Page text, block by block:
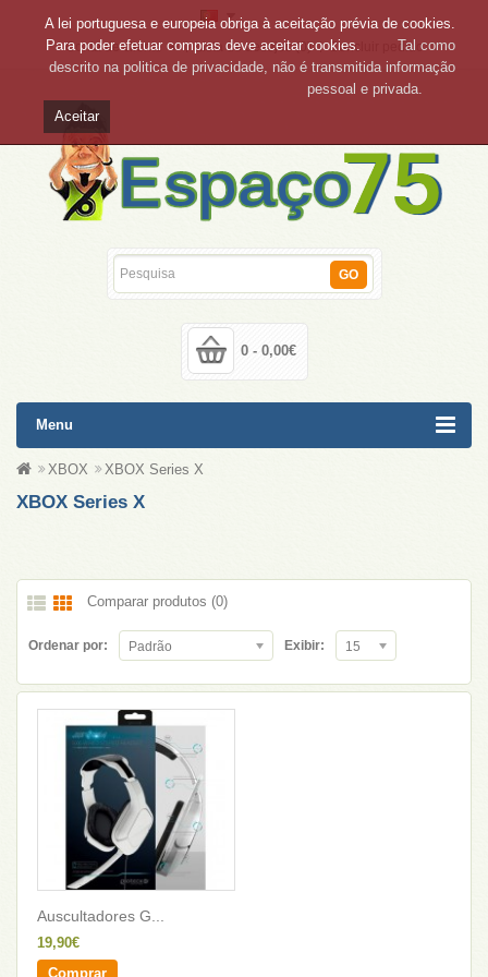
Conta de cliente Lista de desejos (0) Concluir pedido
GO
0 - 0,00€
Menu
XBOX XBOX Series X
XBOX Series X
Comparar produtos (0)
Ordenar por: Padrão Exibir: 15
Auscultadores G...
19,90€
Comprar
A lei portuguesa e europeia obriga à aceitação prévia de cookies.
Para poder efetuar compras deve aceitar cookies.
Tal como
descrito na politica de privacidade, não é transmitida informação
pessoal e privada.
Aceitar